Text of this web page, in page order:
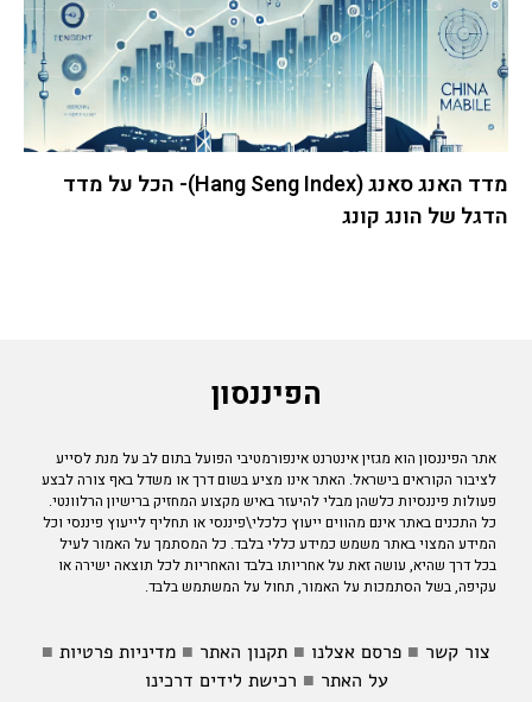
מדד האנג סאנג (Hang Seng Index)- הכל על מדד
הדגל של הונג קונג
הפיננסון
אתר הפיננסון הוא מגזין אינטרנט אינפורמטיבי הפועל בתום לב על מנת לסייע
לציבור הקוראים בישראל. האתר אינו מציע בשום דרך או משדל באף צורה לבצע
פעולות פיננסיות כלשהן מבלי להיעזר באיש מקצוע המחזיק ברישיון הרלוונטי.
כל התכנים באתר אינם מהווים ייעוץ כלכלי\פיננסי או תחליף לייעוץ פיננסי וכל
המידע המצוי באתר משמש כמידע כללי בלבד. כל המסתמך על האמור לעיל
בכל דרך שהיא, עושה זאת על אחריותו בלבד והאחריות לכל תוצאה ישירה או
עקיפה, בשל הסתמכות על האמור, תחול על המשתמש בלבד.
צור קשר ■ פרסם אצלנו ■ תקנון האתר ■ מדיניות פרטיות ■
על האתר ■ רכישת לידים דרכינו